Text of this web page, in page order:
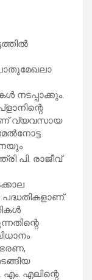
നടപ്പാക്കും.
വ്യവസായ
പി. രാജീവ്
പദ്ധതികളാണ്.
എലിന്റെ